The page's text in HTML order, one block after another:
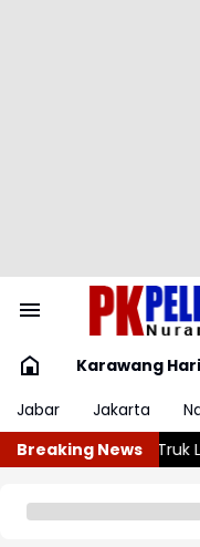
Karawang
Jabar
Jakarta
Breaking News
Bakal Terjadi Gerhana